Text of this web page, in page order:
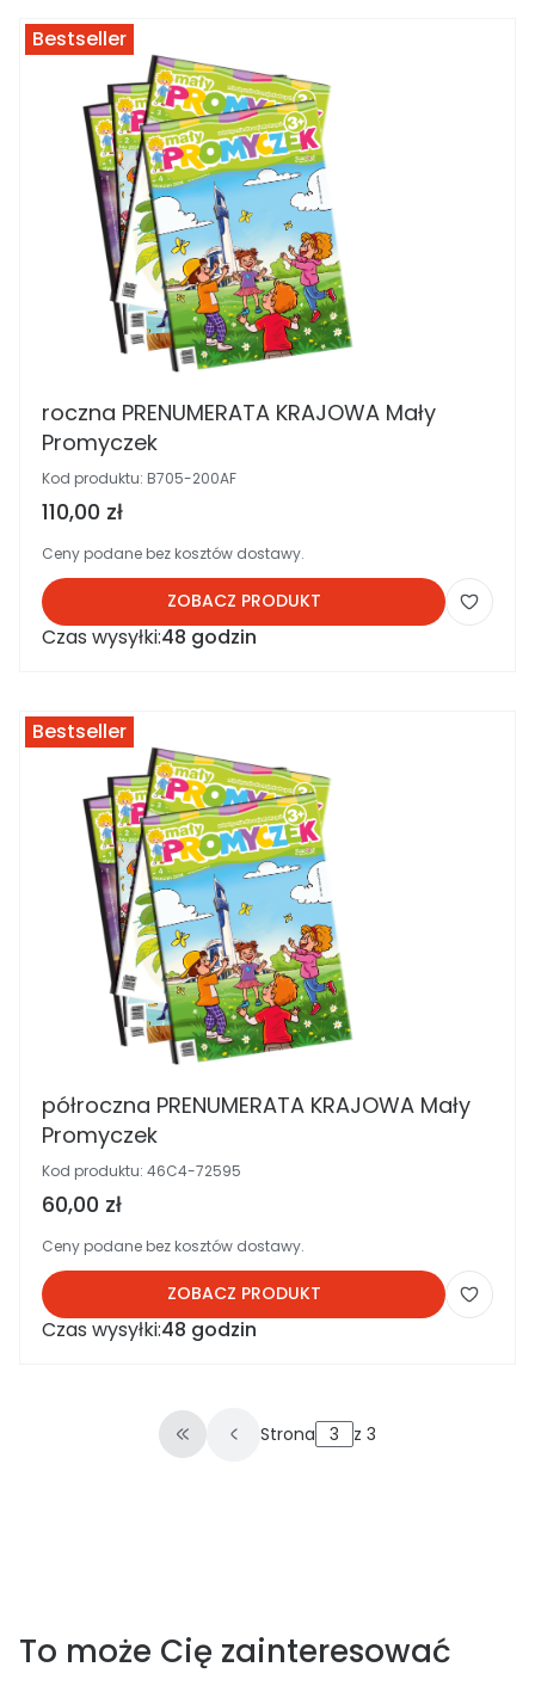
Bestseller
roczna PRENUMERATA KRAJOWA Mały
Promyczek
Kod produktu: B705-200AF
Cena brutto
110,00 zł
Ceny podane bez kosztów dostawy.
ZOBACZ PRODUKT
Czas wysyłki:48 godzin
Bestseller
półroczna PRENUMERATA KRAJOWA Mały
Promyczek
Kod produktu: 46C4-72595
Cena brutto
60,00 zł
Ceny podane bez kosztów dostawy.
ZOBACZ PRODUKT
Czas wysyłki:48 godzin
Wróć do pierwszej strony z
Strona z 3
To może Cię zainteresować